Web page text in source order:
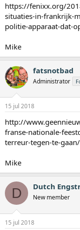
https://fenixx.org/
situaties-in-frankrijk-
politie-apparaat-dat-
Mike
fatsnotbad
Administrator
15 jul 2018
http://
franse-nationale-
terreur-tegen-te-gaan/
Mike
D Dutch
New member
15 jul 2018